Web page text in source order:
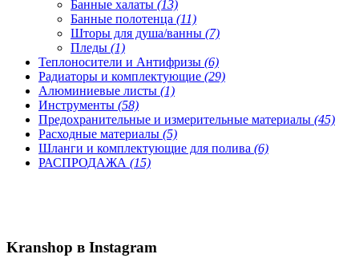
Банные халаты (13)
Банные полотенца (11)
Шторы для душа/ванны (7)
Пледы (1)
Теплоносители и Антифризы (6)
Радиаторы и комплектующие (29)
Алюминиевые листы (1)
Инструменты (58)
Предохранительные и измерительные материалы (45)
Расходные материалы (5)
Шланги и комплектующие для полива (6)
РАСПРОДАЖА (15)
Kranshop в Instagram